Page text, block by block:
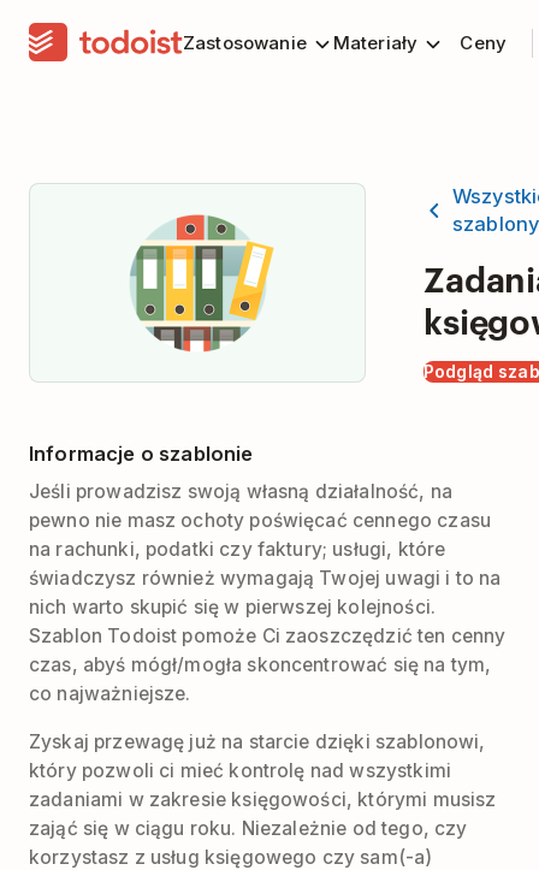
Zastosowanie Materiały Ceny
szablony
Podgląd
Informacje o szablonie
Jeśli prowadzisz swoją własną działalność, na
pewno nie masz ochoty poświęcać cennego czasu
na rachunki, podatki czy faktury; usługi, które
świadczysz również wymagają Twojej uwagi i to na
nich warto skupić się w pierwszej kolejności.
Szablon Todoist pomoże Ci zaoszczędzić ten cenny
czas, abyś mógł/mogła skoncentrować się na tym,
co najważniejsze.
Zyskaj przewagę już na starcie dzięki szablonowi,
który pozwoli ci mieć kontrolę nad wszystkimi
zadaniami w zakresie księgowości, którymi musisz
zająć się w ciągu roku. Niezależnie od tego, czy
korzystasz z usług księgowego czy sam(-a)